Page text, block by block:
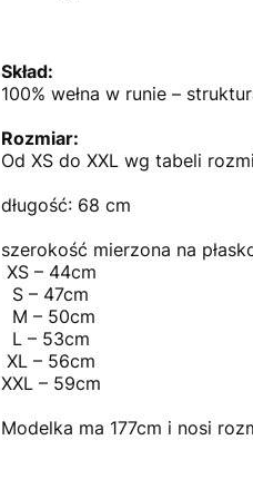
Skład:
100% wełna w runie –
Rozmiar:
Od XS do XXL wg tabeli
długość: 68 cm
szerokość mierzona na
XS – 44cm
S – 47cm
M – 50cm
L – 53cm
XL – 56cm
XXL – 59cm
Modelka ma 177cm i nosi